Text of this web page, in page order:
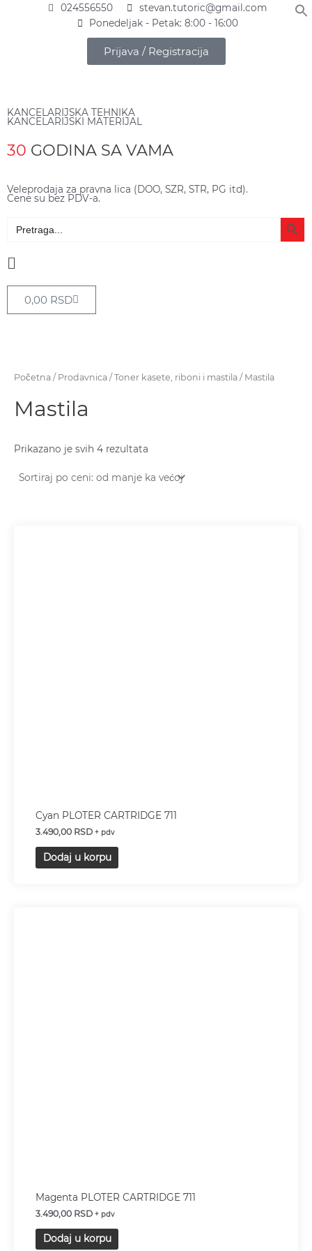
024556550
stevan.tutoric@gmail.com
Ponedeljak - Petak: 8:00 - 16:00
Prijava / Registracija
KANCELARIJSKA TEHNIKA
KANCELARIJSKI MATERIJAL
30 GODINA SA VAMA
Veleprodaja za pravna lica (DOO, SZR, STR, PG itd).
Cene su bez PDV-a.
for:
Search
Main
0,00 RSDCart
Početna / Prodavnica / Toner kasete, riboni i mastila / Mastila
Mastila
Prikazano je svih 4 rezultata
Sorted
by
price:
to
high
Cyan PLOTER CARTRIDGE 711
3.490,00 RSD + pdv
Dodaj u korpu
Magenta PLOTER CARTRIDGE 711
3.490,00 RSD + pdv
Dodaj u korpu